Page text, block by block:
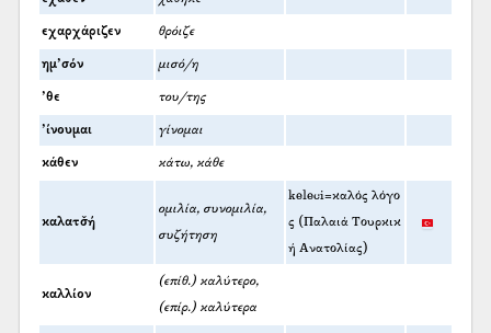
εχαρχάριζεν θρόιζε
ημ’σόν μισό/η
’θε του/της
’ίνουμαι γίνομαι
κάθεν κάτω, κάθε
καλατσ̌ή
ομιλία, συνομιλία,
συζήτηση
keleci=καλός λόγο
ς (Παλαιά Τουρκικ
ή Ανατολίας)
καλλίον
(επίθ.) καλύτερο,
(επίρ.) καλύτερα